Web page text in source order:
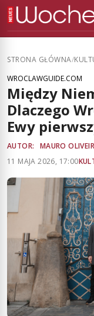
STRONA GŁÓWNA/
WROCLAWGUIDE.COM
Między
Dlaczego
Ewy
AUTOR:
MAURO
11 MAJA 2026, 17:00